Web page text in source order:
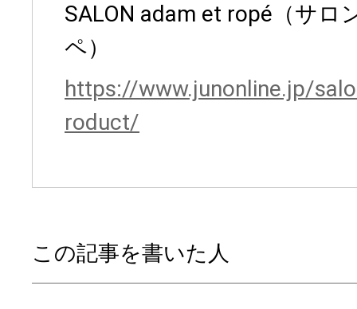
SALON adam et ropé（サロ
ペ）
https://www.junonline.jp/
roduct/
この記事を書いた人